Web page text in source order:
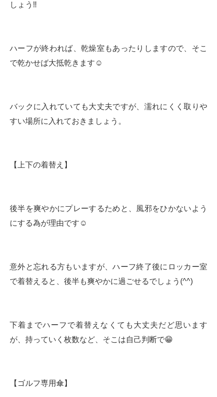
しょう‼️
ハーフが終われば、乾燥室もあったりしますので、そこ
で乾かせば大抵乾きます☺️
バックに入れていても大丈夫ですが、濡れにくく取りや
すい場所に入れておきましょう。
【上下の着替え】
後半を爽やかにプレーするためと、風邪をひかないよう
にする為が理由です☺️
意外と忘れる方もいますが、ハーフ終了後にロッカー室
で着替えると、後半も爽やかに過ごせるでしょう(^^)
下着までハーフで着替えなくても大丈夫だど思います
が、持っていく枚数など、そこは自己判断で😁
【ゴルフ専用傘】